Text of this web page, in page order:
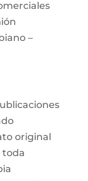
–
original
toda